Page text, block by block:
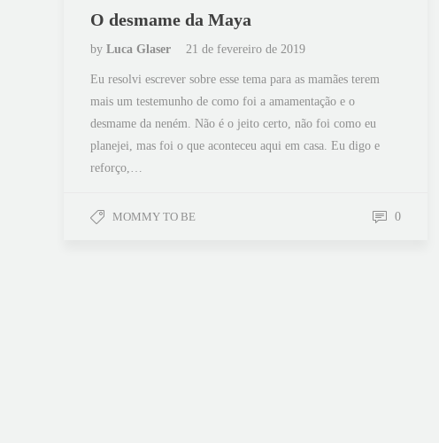
O desmame da Maya
by Luca Glaser 21 de fevereiro de 2019
Eu resolvi escrever sobre esse tema para as mamães terem
mais um testemunho de como foi a amamentação e o
desmame da neném. Não é o jeito certo, não foi como eu
planejei, mas foi o que aconteceu aqui em casa. Eu digo e
reforço,…
MOMMY TO BE 0